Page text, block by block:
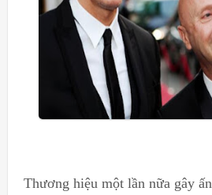
Thương hiệu một lần nữa gây